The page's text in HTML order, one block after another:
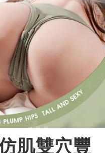
肌雙穴豐